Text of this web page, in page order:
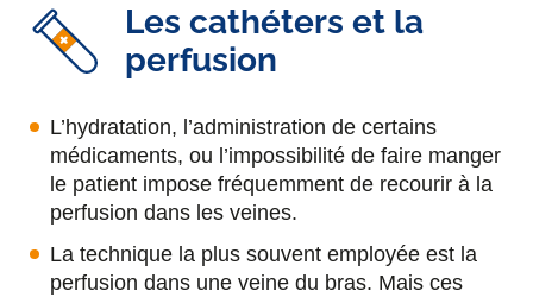
Les cathéters et la
perfusion
L’hydratation, l’administration de certains
médicaments, ou l’impossibilité de faire manger
le patient impose fréquemment de recourir à la
perfusion dans les veines.
La technique la plus souvent employée est la
perfusion dans une veine du bras. Mais ces